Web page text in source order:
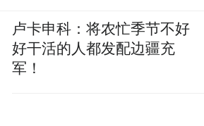
卢卡申科：将农忙季节不好
好干活的人都发配边疆充
军！